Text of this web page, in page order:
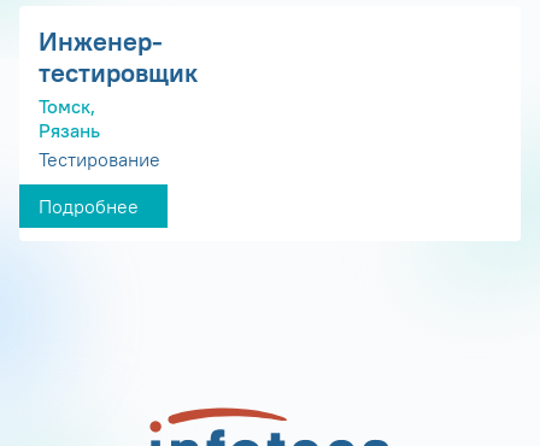
Инженер-
тестировщик
Томск,
Рязань
Тестирование
Подробнее